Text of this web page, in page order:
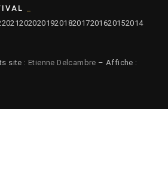
20212020201920182017201620152014
site : Etienne Delcambre – Affiche :